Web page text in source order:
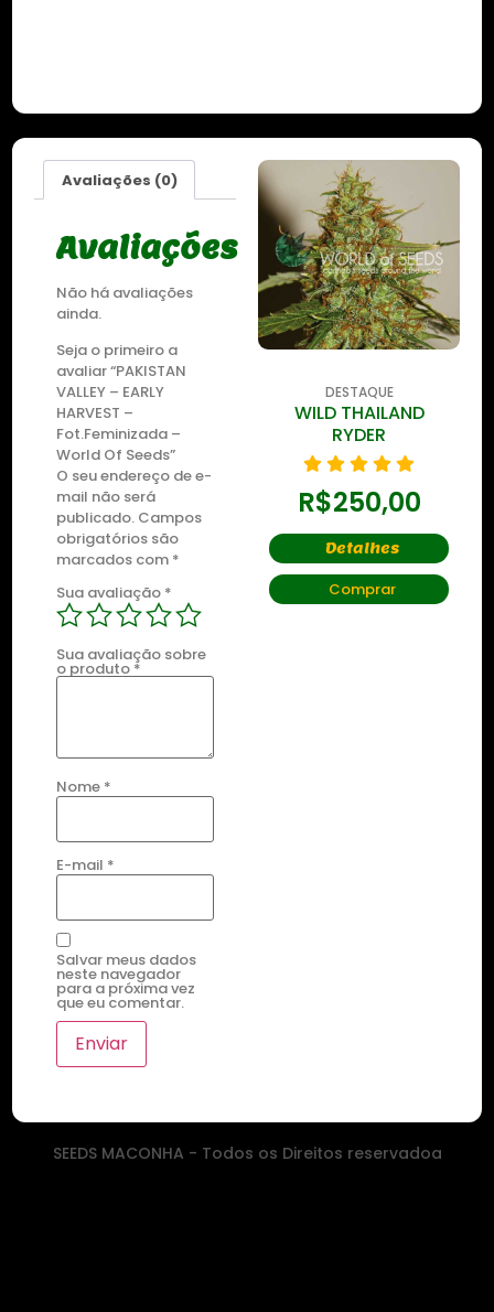
Avaliações (0)
Avaliações
Não há avaliações
ainda.
Seja o primeiro a
avaliar “PAKISTAN
VALLEY – EARLY
HARVEST –
Fot.Feminizada –
World Of Seeds”
O seu endereço de e-
mail não será
publicado. Campos
obrigatórios são
marcados com *
Sua avaliação *
Sua avaliação sobre
o produto *
Nome *
E-mail *
Salvar meus dados
neste navegador
para a próxima vez
que eu comentar.
DESTAQUE
ZKITTLEZ OG
R$435,00
Detalhes
Comprar
DESTAQUE
WILD THAILAND
RYDER
250,00
Detalhes
Comprar
SEEDS MACONHA - Todos os Direitos reservadoa